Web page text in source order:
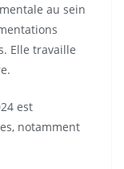
au sein
Elle travaille
est
notamment